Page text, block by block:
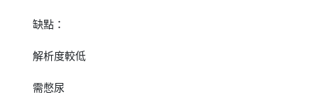
缺點：
解析度較低
需憋尿